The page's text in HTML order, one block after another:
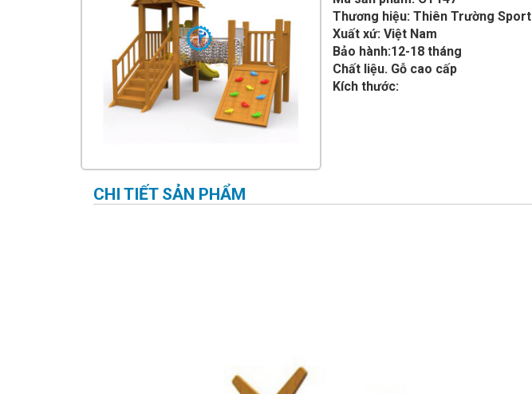
THIẾT BỊ PHÒNG GYM THIÊN
TRƯỜNG
CỎ NHÂN TẠO
Thương hiệu: Thiên Trường Sport
Xuất xứ: Việt Nam
Bảo hành:12-18 tháng
Chất liệu. Gỗ cao cấp
Kích thước:
CHI TIẾT SẢN PHẨM